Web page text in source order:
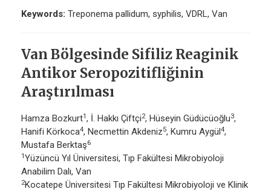
Keywords: Treponema pallidum, syphilis, VDRL, Van
Van Bölgesinde Sifiliz Reaginik
Antikor Seropozitifliğinin
Araştırılması
Hamza Bozkurt1, İ. Hakkı Çiftçi2, Hüseyin Güdücüoğlu3,
Hanifi Körkoca4, Necmettin Akdeniz5, Kumru Aygül4,
Mustafa Berktaş6
1Yüzüncü Yıl Üniversitesi, Tıp Fakültesi Mikrobiyoloji
Anabilim Dalı, Van
2Kocatepe Üniversitesi Tıp Fakültesi Mikrobiyoloji ve Klinik